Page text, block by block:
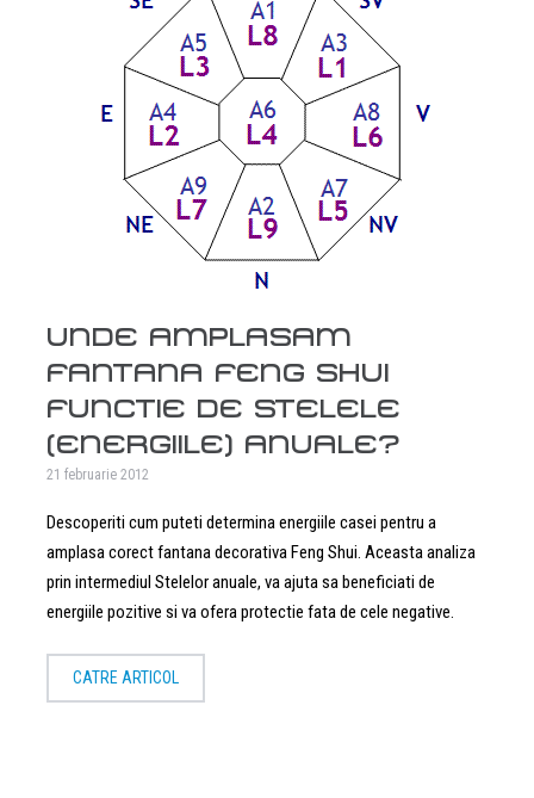
UNDE AMPLASAM
FANTANA FENG SHUI
FUNCTIE DE STELELE
(ENERGIILE) ANUALE?
21 februarie 2012
Descoperiti cum puteti determina energiile casei pentru a
amplasa corect fantana decorativa Feng Shui. Aceasta analiza
prin intermediul Stelelor anuale, va ajuta sa beneficiati de
energiile pozitive si va ofera protectie fata de cele negative.
CATRE ARTICOL